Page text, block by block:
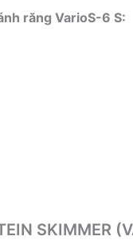
răng VarioS-6 S:
SKIMMER